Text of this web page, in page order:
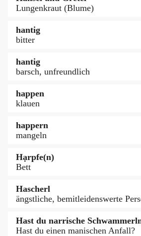
Lungenkraut (Blume)
hantig
bitter
hantig
barsch, unfreundlich
happen
klauen
happern
mangeln
Hạrpfe(n)
Bett
Hascherl
ängstliche, bemitleidenswerte
Hast du narrische Schwammerln
Hast du einen manischen Anfall?